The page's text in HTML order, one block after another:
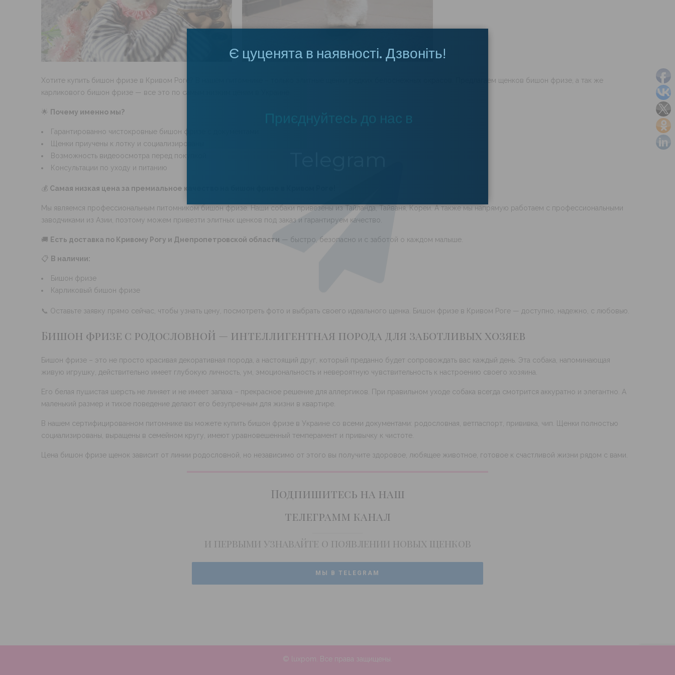
Хотите купить бишон фризе в Кривом Роге? В нашем питомнике – только элитные щенки редких белоснежных окрасов. Предлагаем щенков бишон фризе, а так же
карликового бишон фризе — все это по самым низким ценам в Украине.
🌟 Почему именно мы?
Гарантированно чистокровные бишон фризе с документами
Щенки приучены к лотку и социализированы
Возможность видеоосмотра перед покупкой
Консультации по уходу и питанию
💰 Самая низкая цена за премиальное качество на бишон фризе в Кривом Роге!
Мы являемся профессиональным питомником бишон фризе. Наши собаки привезены из Тайланда, Тайваня, Кореи. А также мы напрямую работаем с профессиональными
заводчиками из Азии, поэтому можем привезти элитных щенков под заказ и гарантируем качество.
🚚 Есть доставка по Кривому Рогу и Днепропетровской области — быстро, безопасно и с заботой о каждом малыше.
📋 В наличии:
Бишон фризе
Карликовый бишон фризе
📞 Оставьте заявку прямо сейчас, чтобы узнать цену, посмотреть фото и выбрать своего идеального щенка. Бишон фризе в Кривом Роге — доступно, надежно, с любовью.
Бишон фризе с родословной — интеллигентная порода для заботливых хозяев
Бишон фризе – это не просто красивая декоративная порода, а настоящий друг, который преданно будет сопровождать вас каждый день. Эта собака, напоминающая
живую игрушку, действительно имеет глубокую личность, ум, эмоциональность и невероятную чувствительность к настроению своего хозяина.
Его белая пушистая шерсть не линяет и не имеет запаха – прекрасное решение для аллергиков. При правильном уходе собака всегда смотрится аккуратно и элегантно. А
маленький размер и тихое поведение делают его безупречным для жизни в квартире.
В нашем сертифицированном питомнике вы можете купить бишон фризе в Украине со всеми документами: родословная, ветпаспорт, прививка, чип. Щенки полностью
социализированы, выращены в семейном кругу, имеют уравновешенный темперамент и привычку к чистоте.
Цена бишон фризе щенок зависит от линии родословной, но независимо от этого вы получите здоровое, любящее животное, готовое к счастливой жизни рядом с вами.
Подпишитесь на наш
телеграмм канал
и первыми узнавайте о появлении новых щенков
МЫ В TELEGRAM
© luxpom. Все права защищены.
Є цуценята в наявності. Дзвоніть!